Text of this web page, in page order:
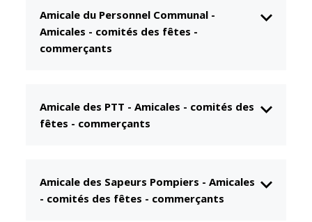
CCAS
Conseil
d'administration
L'EHPAD
Autonomie
Santé
Centre de
Culture
Nab / La
Conservatoire
Ateliers arts
plastiques
Amicale du Personnel Communal -
Amicales - comités des fêtes -
commerçants
Amicale des PTT -Amicales - comités des
fêtes - commerçants
Amicale des Sapeurs Pompiers -Amicales
- comités des fêtes - commerçants